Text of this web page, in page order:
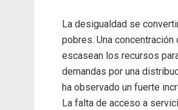
La desigualdad se
pobres. Una
escasean los recursos
demandas por una
ha observado un fuerte
La falta de acceso a